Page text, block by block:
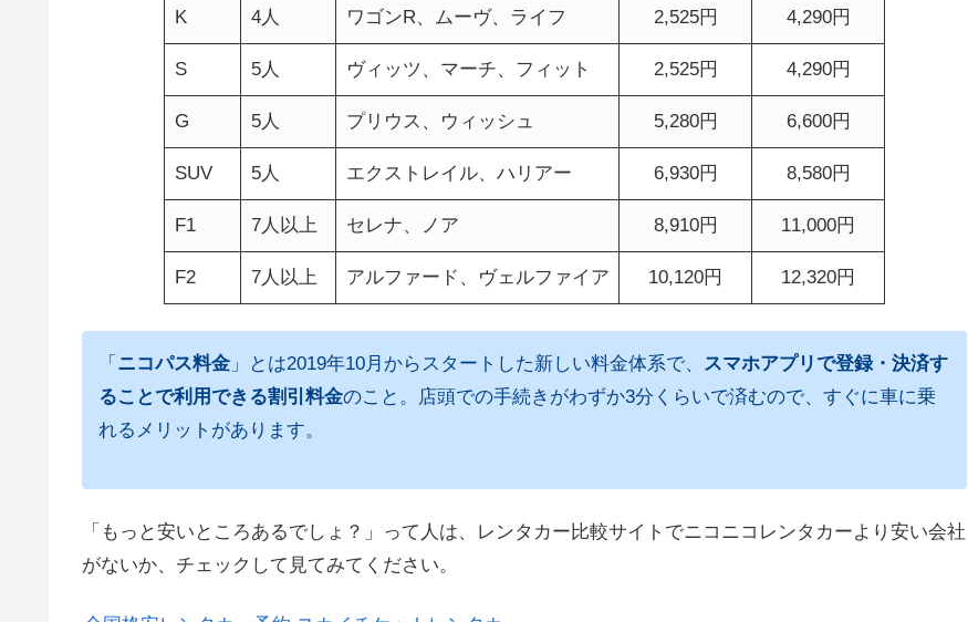
K 4人 ワゴンR、ムーヴ、ライフ 2,525円 4,290円
S 5人 ヴィッツ、マーチ、フィット 2,525円 4,290円
G 5人 プリウス、ウィッシュ 5,280円 6,600円
SUV 5人 エクストレイル、ハリアー 6,930円 8,580円
F1 7人以上 セレナ、ノア 8,910円 11,000円
F2 7人以上 アルファード、ヴェルファイア 10,120円 12,320円
「 ニコパス料金 」とは2019年10月からスタートした新しい料金体系で、
スマホアプリで登録・決済す
ることで利用できる割引料金のこと。店頭での手続きがわずか3分くらいで済むので、すぐに車に乗
れるメリットがあります。
「もっと安いところあるでしょ？」って人は、レンタカー比較サイトでニコニコレンタカーより安い会社
がないか、チェックして見てみてください。